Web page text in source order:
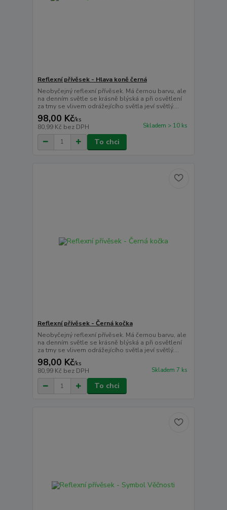
Reflexní přívěsek - Hlava koně černá
Neobyčejný reflexní přívěsek. Má černou barvu, ale
na denním světle se krásně blýská a při osvětlení
za tmy se vlivem odrážejícího světla jeví světlý....
98,00 Kč/ks
80,99 Kč bez DPH Skladem > 10 ks
To chci
Reflexní přívěsek - Černá kočka
Neobyčejný reflexní přívěsek. Má černou barvu, ale
na denním světle se krásně blýská a při osvětlení
za tmy se vlivem odrážejícího světla jeví světlý....
98,00 Kč/ks
80,99 Kč bez DPH Skladem 7 ks
To chci